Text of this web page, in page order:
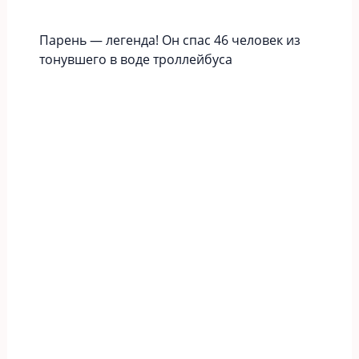
Парень — легенда! Он спас 46 человек из
тонувшего в воде троллейбуса